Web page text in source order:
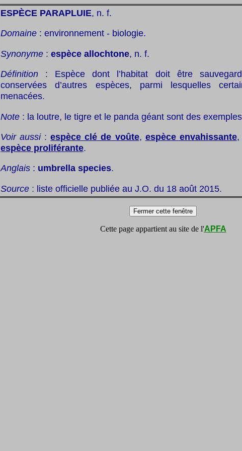
ESPÈCE PARAPLUIE, n. f.
Domaine : environnement - biologie.
Synonyme : espèce allochtone, n. f.
Définition : Espèce dont l’habitat doit être
conservées d’autres espèces, parmi lesquelles
menacées.
Note : la loutre, le tigre et le panda géant sont des
Voir aussi:espèce clé de voûte, espèce envahissante,
espèce proliférante.
Anglais : umbrella species.
Source : liste officielle publiée au J.O. du 18 août 2015.
Cette page appartient au site de l'APFA